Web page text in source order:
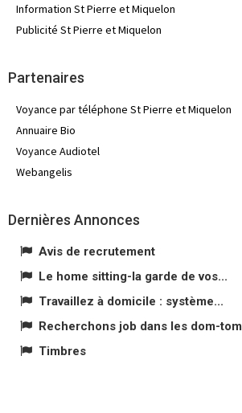
Information St Pierre et Miquelon
Publicité St Pierre et Miquelon
Partenaires
Voyance par téléphone St Pierre et Miquelon
Annuaire Bio
Voyance Audiotel
Webangelis
Dernières Annonces
Avis de recrutement
Le home sitting-la garde de vos...
Travaillez à domicile : système...
Recherchons job dans les dom-tom
Timbres